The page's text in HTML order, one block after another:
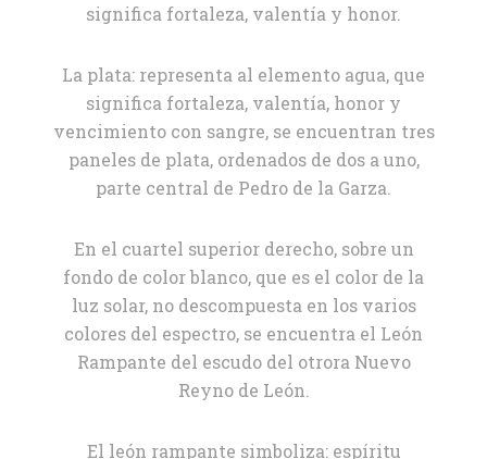
significa fortaleza, valentía y honor.
La plata: representa al elemento agua, que
significa fortaleza, valentía, honor y
vencimiento con sangre, se encuentran tres
paneles de plata, ordenados de dos a uno,
parte central de Pedro de la Garza.
En el cuartel superior derecho, sobre un
fondo de color blanco, que es el color de la
luz solar, no descompuesta en los varios
colores del espectro, se encuentra el León
Rampante del escudo del otrora Nuevo
Reyno de León.
El león rampante simboliza: espíritu